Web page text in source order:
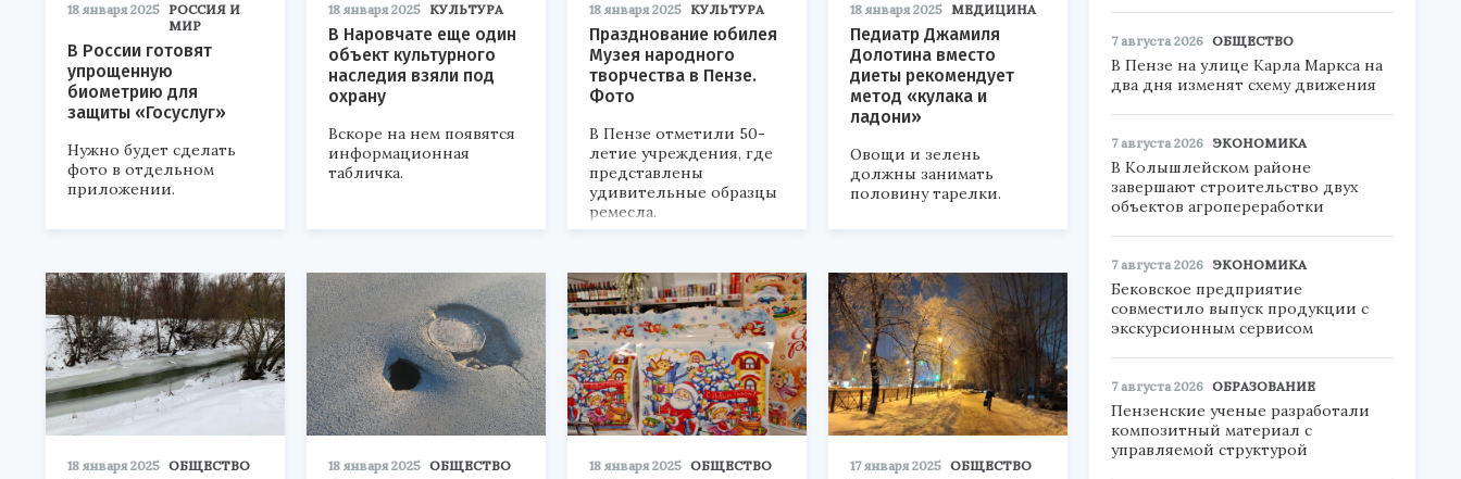
18 января 2025 РОССИЯ И
МИР
В России готовят
упрощенную
биометрию для
защиты «Госуслуг»
Нужно будет сделать
фото в отдельном
приложении.
18 января 2025 КУЛЬТУРА
В Наровчате еще один
объект культурного
наследия взяли под
охрану
Вскоре на нем появятся
информационная
табличка.
18 января 2025 КУЛЬТУРА
Празднование юбилея
Музея народного
творчества в Пензе.
Фото
В Пензе отметили 50-
летие учреждения, где
представлены
удивительные образцы
ремесла.
18 января 2025 МЕДИЦИНА
Педиатр Джамиля
Долотина вместо
диеты рекомендует
метод «кулака и
ладони»
Овощи и зелень
должны занимать
половину тарелки.
18 января 2025 ОБЩЕСТВО 18 января 2025 ОБЩЕСТВО 18 января 2025 ОБЩЕСТВО 17 января 2025 ОБЩЕСТВО
7 августа 2026 ОБЩЕСТВО
В Пензе на улице Карла Маркса на
два дня изменят схему движения
7 августа 2026 ЭКОНОМИКА
В Колышлейском районе
завершают строительство двух
объектов агропереработки
7 августа 2026 ЭКОНОМИКА
Бековское предприятие
совместило выпуск продукции с
экскурсионным сервисом
7 августа 2026 ОБРАЗОВАНИЕ
Пензенские ученые разработали
композитный материал с
управляемой структурой